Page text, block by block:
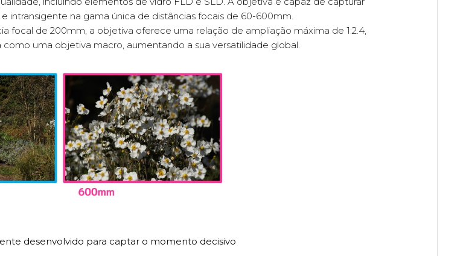
na gama única de distâncias focais de 60-600mm.
focal de 200mm, a objetiva oferece uma relação de ampliação máxima de 1:2.4,
uma objetiva macro, aumentando a sua versatilidade global.
desenvolvido para captar o momento decisivo